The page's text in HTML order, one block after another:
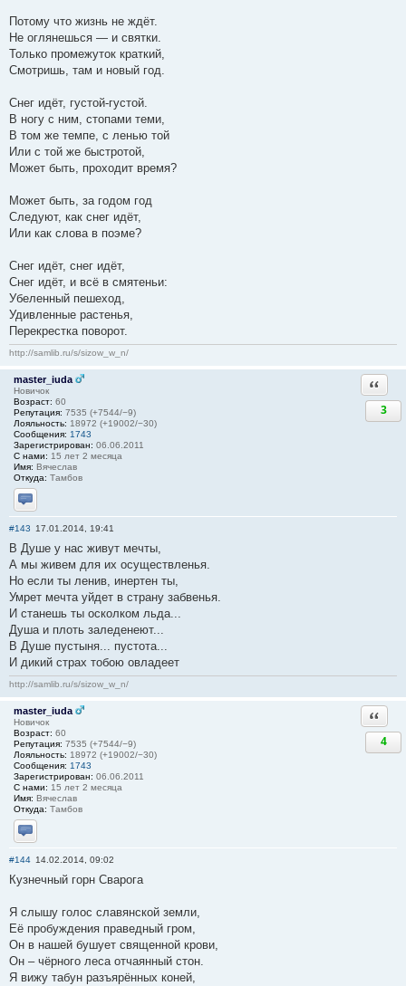
Потому что жизнь не ждёт.
Не оглянешься — и святки.
Только промежуток краткий,
Смотришь, там и новый год.
Снег идёт, густой-густой.
В ногу с ним, стопами теми,
В том же темпе, с ленью той
Или с той же быстротой,
Может быть, проходит время?
Может быть, за годом год
Следуют, как снег идёт,
Или как слова в поэме?
Снег идёт, снег идёт,
Снег идёт, и всё в смятеньи:
Убеленный пешеход,
Удивленные растенья,
Перекрестка поворот.
http://samlib.ru/s/sizow_w_n/
master_iuda
Новичок
Возраст: 60
Репутация: 7535 (+7544/−9)
Лояльность: 18972 (+19002/−30)
Сообщения: 1743
Зарегистрирован: 06.06.2011
С нами: 15 лет 2 месяца
Имя: Вячеслав
Откуда: Тамбов
Отправить личное сообщение
3
#143 17.01.2014, 19:41
В Душе у нас живут мечты,
А мы живем для их осуществленья.
Но если ты ленив, инертен ты,
Умрет мечта уйдет в страну забвенья.
И станешь ты осколком льда...
Душа и плоть заледенеют...
В Душе пустыня... пустота...
И дикий страх тобою овладеет
http://samlib.ru/s/sizow_w_n/
master_iuda
Новичок
Возраст: 60
Репутация: 7535 (+7544/−9)
Лояльность: 18972 (+19002/−30)
Сообщения: 1743
Зарегистрирован: 06.06.2011
С нами: 15 лет 2 месяца
Имя: Вячеслав
Откуда: Тамбов
Отправить личное сообщение
4
#144 14.02.2014, 09:02
Кузнечный горн Сварога
Я слышу голос славянской земли,
Её пробуждения праведный гром,
Он в нашей бушует священной крови,
Он – чёрного леса отчаянный стон.
Я вижу табун разъярённых коней,